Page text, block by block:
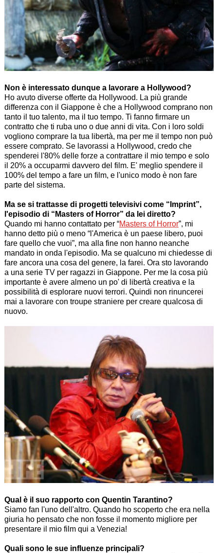
Non è interessato dunque a lavorare a Hollywood?
Ho avuto diverse offerte da Hollywood. La più grande
differenza con il Giappone è che a Hollywood comprano non
tanto il tuo talento, ma il tuo tempo. Ti fanno firmare un
contratto che ti ruba uno o due anni di vita. Con i loro soldi
vogliono comprare la tua libertà, ma per me il tempo non può
essere comprato. Se lavorassi a Hollywood, credo che
spenderei l'80% delle forze a contrattare il mio tempo e solo
il 20% a occuparmi davvero del film. E' meglio spendere il
100% del tempo a fare un film, e l'unico modo è non fare
parte del sistema.
Ma se si trattasse di progetti televisivi come “ Imprint”,
l'episodio di “ Masters of Horror” da lei diretto?
Quando mi hanno contattato per “Masters of Horror”, mi
hanno detto più o meno “l'America è un paese libero, puoi
fare quello che vuoi”, ma alla fine non hanno neanche
mandato in onda l'episodio. Ma se qualcuno mi chiedesse di
fare ancora una cosa del genere, la farei. Ora sto lavorando
a una serie TV per ragazzi in Giappone. Per me la cosa più
importante è avere almeno un po' di libertà creativa e la
possibilità di esplorare nuovi terrori. Quindi non rinuncerei
mai a lavorare con troupe straniere per creare qualcosa di
nuovo.
Qual è il suo rapporto con Quentin Tarantino?
Siamo fan l'uno dell'altro. Quando ho scoperto che era nella
giuria ho pensato che non fosse il momento migliore per
presentare il mio film qui a Venezia!
Quali sono le sue influenze principali?